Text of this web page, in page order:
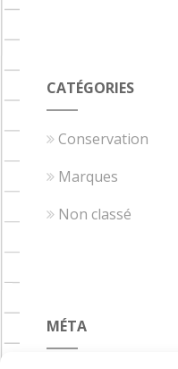
CATÉGORIES
Conservation
Marques
Non classé
MÉTA